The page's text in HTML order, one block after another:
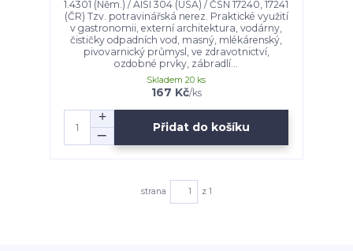
1.4301 (Něm.) / AISI 304 (USA) / ČSN 17240, 17241
(ČR) Tzv. potravinářská nerez. Praktické využití
v gastronomii, externí architektura, vodárny,
čističky odpadních vod, masný, mlékárenský,
pivovarnický průmysl, ve zdravotnictví,
ozdobné prvky, zábradlí...
167 Kč/ks
Skladem 20 ks
Přidat do košíku
strana z 1